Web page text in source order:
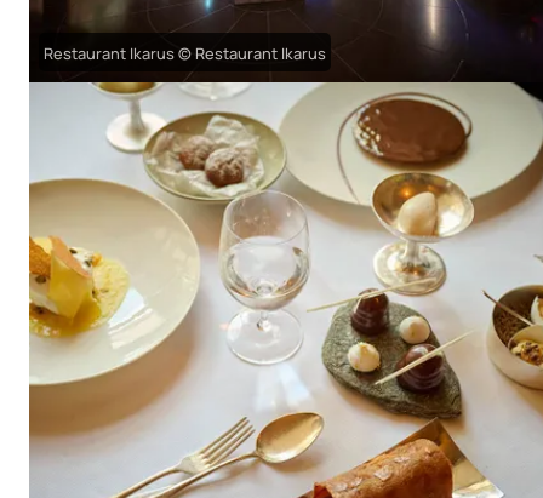
Restaurant Ikarus © Restaurant Ikarus